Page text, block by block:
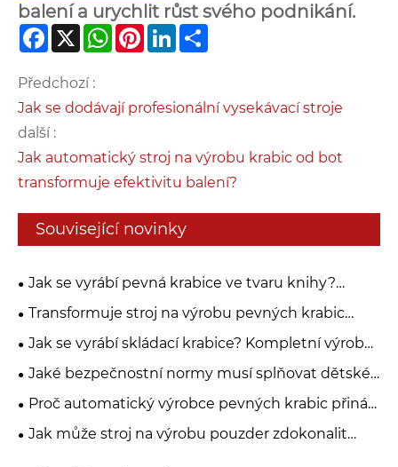
balení a urychlit růst svého podnikání.
Facebook
X WhatsApp
Pinterest
LinkedIn
Předchozí :
Jak se dodávají profesionální vysekávací stroje
další :
Jak automatický stroj na výrobu krabic od bot
transformuje efektivitu balení?
Související novinky
Jak se vyrábí pevná krabice ve tvaru knihy?
Kompletní průvodce výrobním procesem a
automatizací
Transformuje stroj na výrobu pevných krabic
moderní výrobu obalů?
Jak se vyrábí skládací krabice? Kompletní výrobní
pracovní postup
Jaké bezpečnostní normy musí splňovat dětské
knihy a dárkové krabičky?
Proč automatický výrobce pevných krabic přináší
revoluci v balení?
Jak může stroj na výrobu pouzder zdokonalit